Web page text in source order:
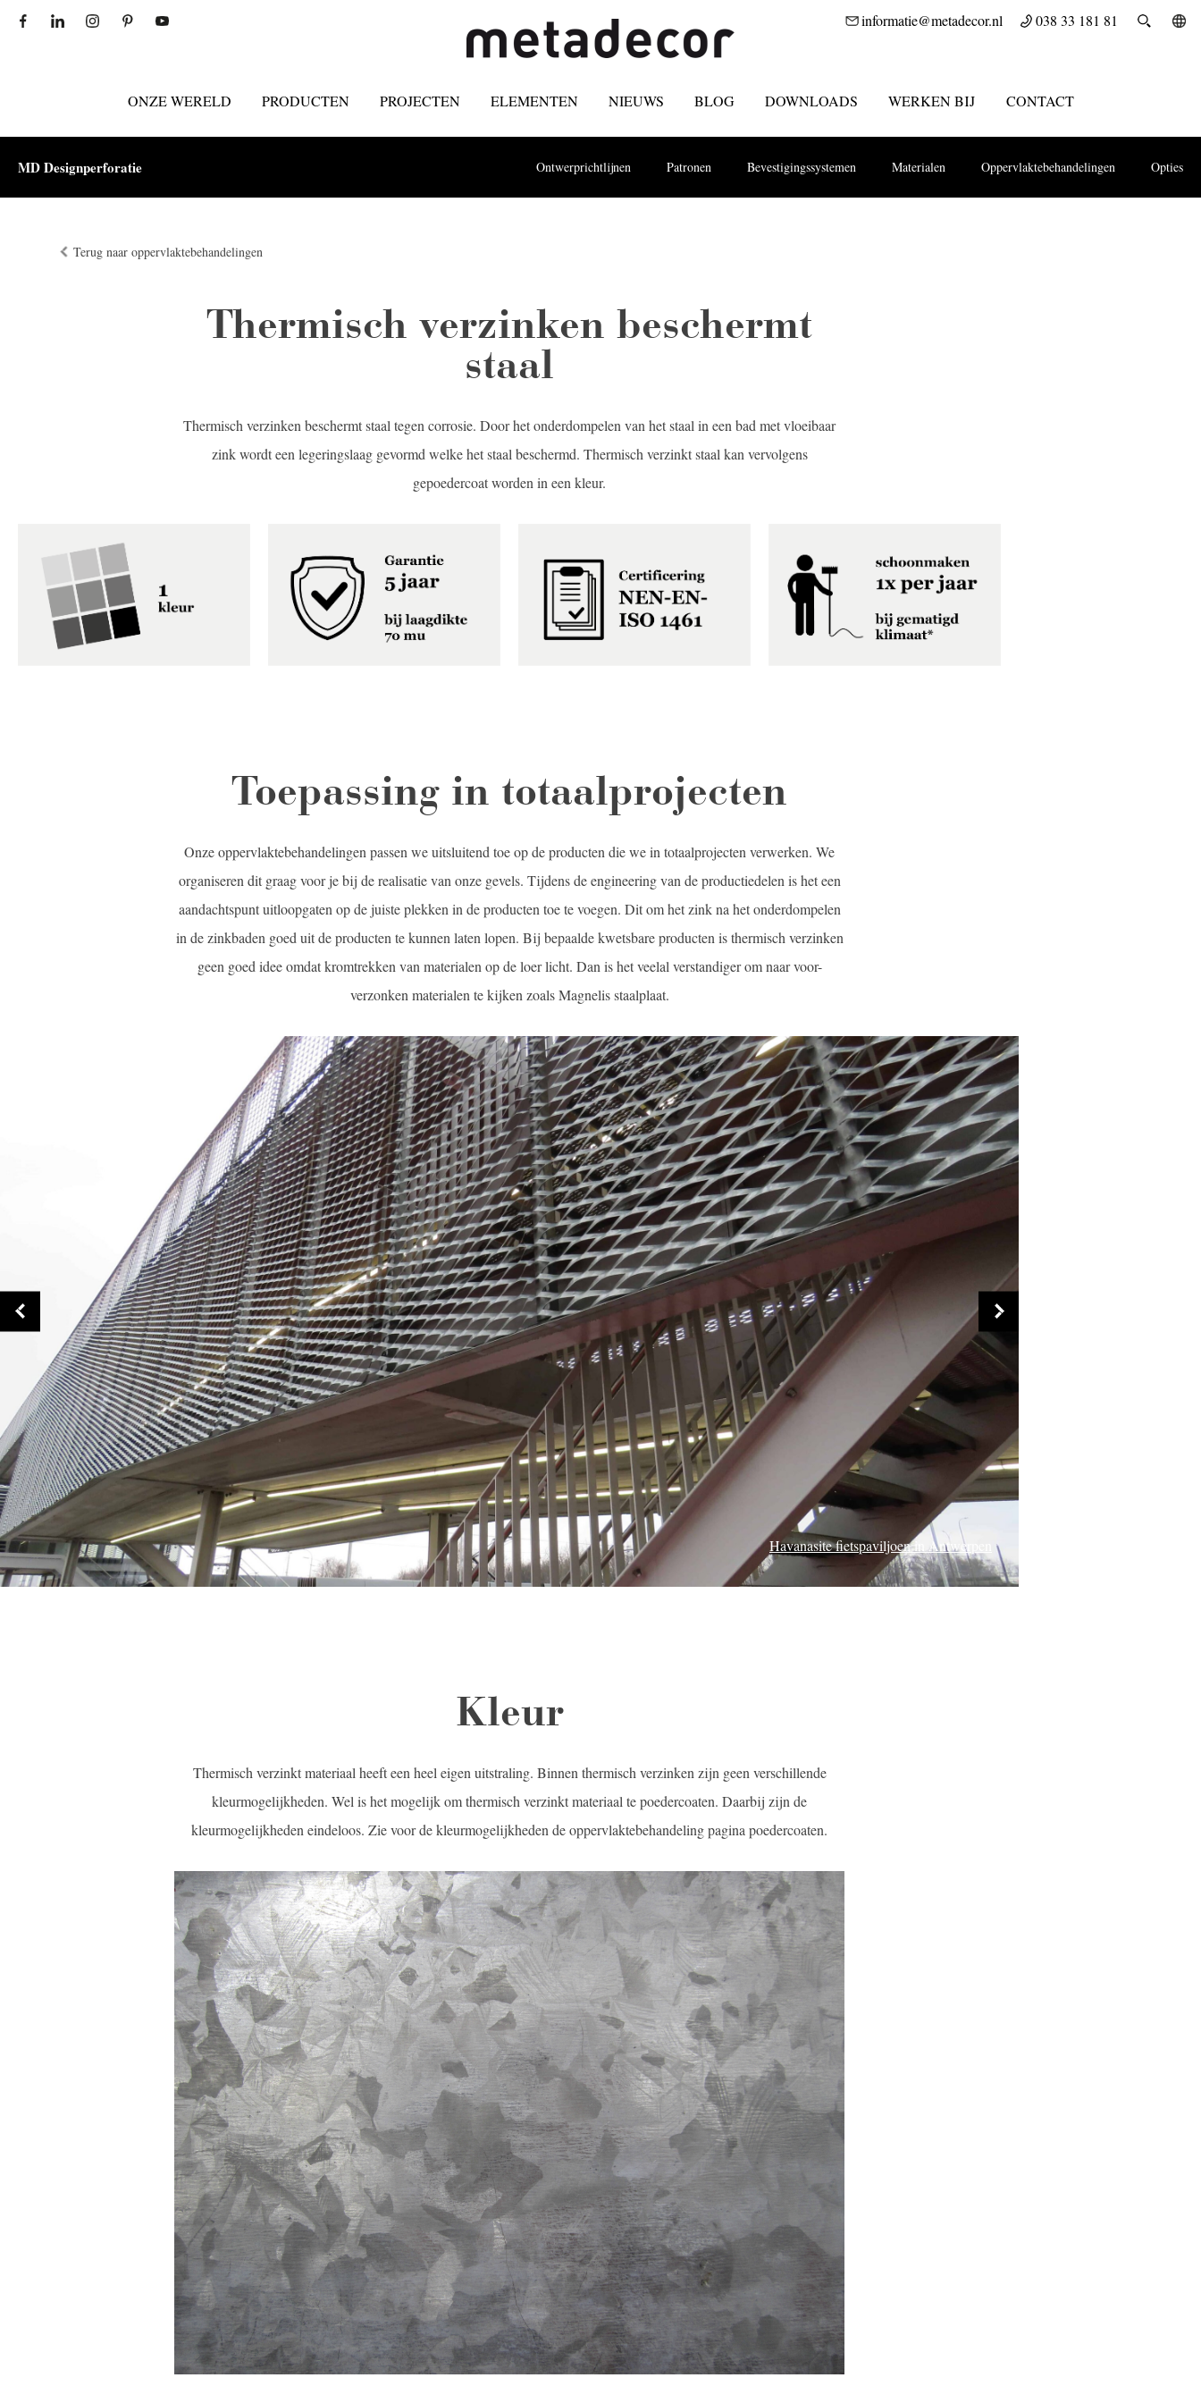
informatie@metadecor.nl 038 33 181 81
ONZE WERELD PRODUCTEN PROJECTEN ELEMENTEN NIEUWS BLOG DOWNLOADS WERKEN BIJ CONTACT
MD Designperforatie Ontwerprichtlijnen Patronen Bevestigingssystemen Materialen Oppervlaktebehandelingen Opties
Terug naar oppervlaktebehandelingen
Thermisch verzinken beschermt
staal
Thermisch verzinken beschermt staal tegen corrosie. Door het onderdompelen van het staal in een bad met vloeibaar
zink wordt een legeringslaag gevormd welke het staal beschermd. Thermisch verzinkt staal kan vervolgens
gepoedercoat worden in een kleur.
Toepassing in totaalprojecten
Onze oppervlaktebehandelingen passen we uitsluitend toe op de producten die we in totaalprojecten verwerken. We
organiseren dit graag voor je bij de realisatie van onze gevels. Tijdens de engineering van de productiedelen is het een
aandachtspunt uitloopgaten op de juiste plekken in de producten toe te voegen. Dit om het zink na het onderdompelen
in de zinkbaden goed uit de producten te kunnen laten lopen. Bij bepaalde kwetsbare producten is thermisch verzinken
geen goed idee omdat kromtrekken van materialen op de loer licht. Dan is het veelal verstandiger om naar voor-
verzonken materialen te kijken zoals Magnelis staalplaat.
Kantoorgebouw Capellalaan in Hoofddorp
Vogelkijkhut in Veessen/Wapenveld
Kleur
Thermisch verzinkt materiaal heeft een heel eigen uitstraling. Binnen thermisch verzinken zijn geen verschillende
kleurmogelijkheden. Wel is het mogelijk om thermisch verzinkt materiaal te poedercoaten. Daarbij zijn de
kleurmogelijkheden eindeloos. Zie voor de kleurmogelijkheden de oppervlaktebehandeling pagina poedercoaten.